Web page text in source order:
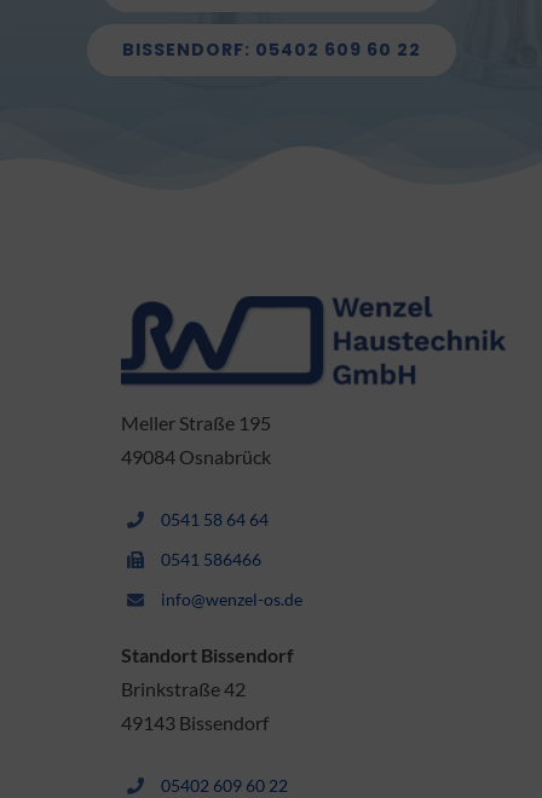
BISSENDORF: 05402 609 60 22
Meller Straße 195
49084 Osnabrück
0541 58 64 64
0541 586466
info@wenzel-os.de
Standort Bissendorf
Brinkstraße 42
49143 Bissendorf
05402 609 60 22